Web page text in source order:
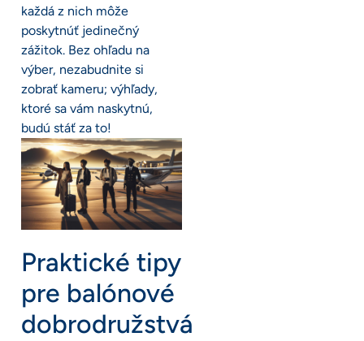
každá z nich môže
poskytnúť jedinečný
zážitok. Bez ohľadu na
výber, nezabudnite si
zobrať kameru; výhľady,
ktoré sa vám naskytnú,
budú stáť za to!
Praktické tipy
pre balónové
dobrodružstvá